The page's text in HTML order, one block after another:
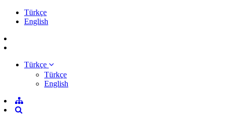
Türkçe
English
Türkçe
Türkçe
English